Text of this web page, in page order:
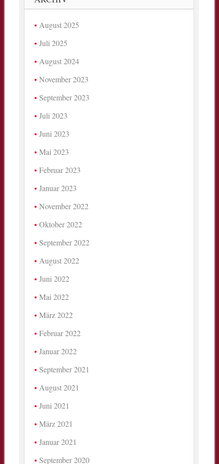
August 2025
Juli 2025
August 2024
November 2023
September 2023
Juli 2023
Juni 2023
Mai 2023
Februar 2023
Januar 2023
November 2022
Oktober 2022
September 2022
August 2022
Juni 2022
Mai 2022
März 2022
Februar 2022
Januar 2022
September 2021
August 2021
Juni 2021
März 2021
Januar 2021
September 2020